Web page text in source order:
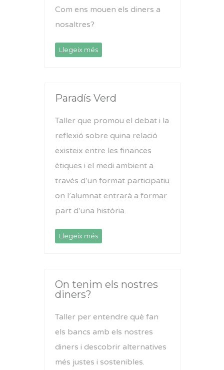
Com ens mouen els diners a
nosaltres?
Llegeix més
Paradís Verd
Taller que promou el debat i la
reflexió sobre quina relació
existeix entre les finances
ètiques i el medi ambient a
través d’un format participatiu
on l’alumnat entrarà a formar
part d’una història.
Llegeix més
On tenim els nostres
diners?
Taller per entendre què fan
els bancs amb els nostres
diners i descobrir alternatives
més justes i sostenibles.